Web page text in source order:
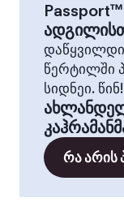
Passport™
წერტილში
სიდნეი. წინ!
რა არის